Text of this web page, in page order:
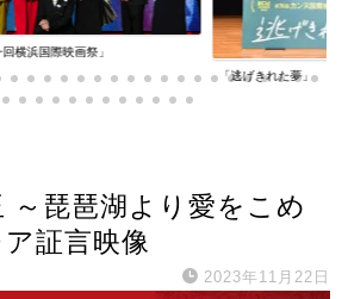
回横浜国際映画祭」
「逃げきれた夢」
～琵琶湖より愛をこめ
証言映像
2023年11月22日